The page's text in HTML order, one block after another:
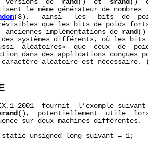
versions  de
rand()  et srand()
le même générateur de nombres
(3),   ainsi   les   bits  de
que les bits de poids
anciennes implémentations de
rand()
systèmes différents, où les
aléatoires»  que  ceux  de
dans des applications conçues
aléatoire est nécessaire.
2001  fournit  l’exemple
(),  potentiellement  utile
sur deux machines différentes.
unsigned long suivant = 1;